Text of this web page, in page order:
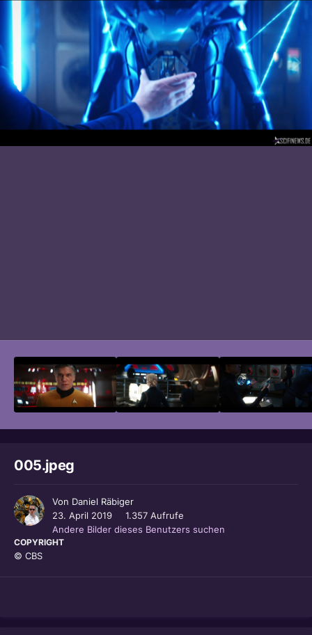
005.jpeg
Von Daniel Räbiger
23. April 2019
1.357 Aufrufe
Andere Bilder dieses Benutzers suchen
COPYRIGHT
© CBS